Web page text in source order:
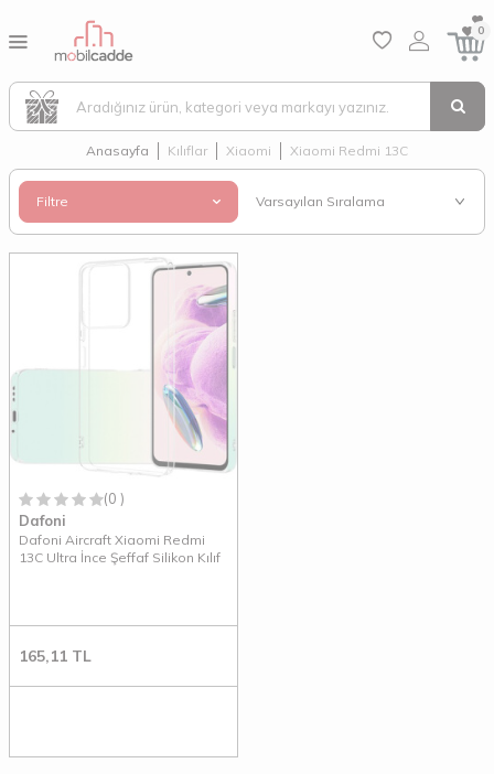
0
Anasayfa Kılıflar Xiaomi Xiaomi Redmi 13C
Filtre
(0 )
Dafoni
Dafoni Aircraft Xiaomi Redmi
13C Ultra İnce Şeffaf Silikon Kılıf
165,11 TL